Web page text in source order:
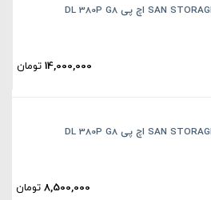
14,000,000تومان
8,500,000تومان